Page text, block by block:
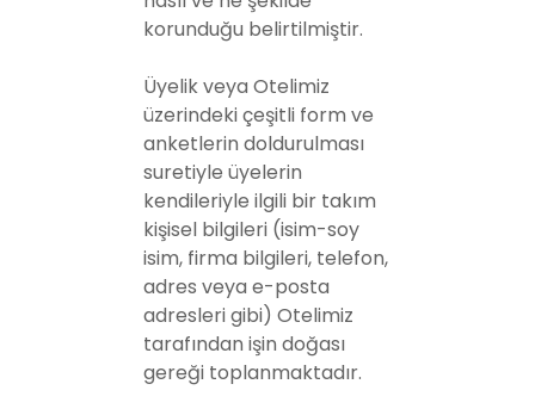
korunduğu belirtilmiştir.
Üyelik veya Otelimiz
üzerindeki çeşitli form ve
anketlerin doldurulması
suretiyle üyelerin
kendileriyle ilgili bir takım
kişisel bilgileri (isim-soy
isim, firma bilgileri, telefon,
adres veya e-posta
adresleri gibi) Otelimiz
tarafından işin doğası
gereği toplanmaktadır.